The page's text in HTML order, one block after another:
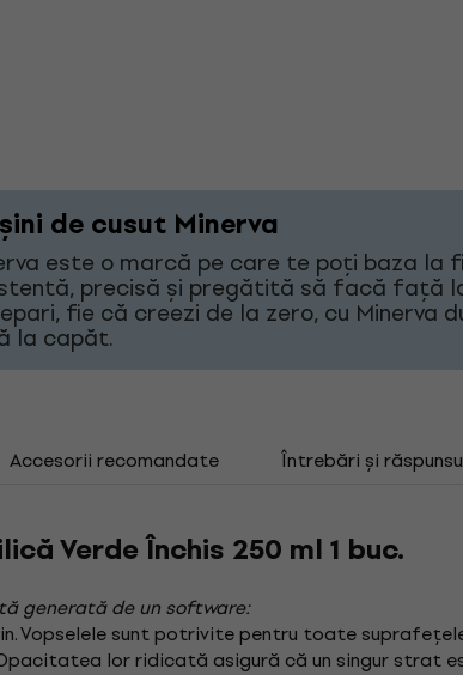
de cusut Minerva
este o marcă pe care te poți baza la
precisă și pregătită să facă față
fie că creezi de la zero, cu Minerva
la capăt.
Accesorii recomandate Întrebări și
Verde Închis 250 ml 1 buc.
generată de un software:
Vopselele sunt potrivite pentru toate
lor ridicată asigură că un singur strat